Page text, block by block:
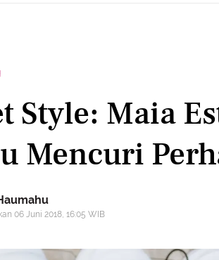
Style: Maia
Mencuri
06 Juni 2018, 16:05 WIB